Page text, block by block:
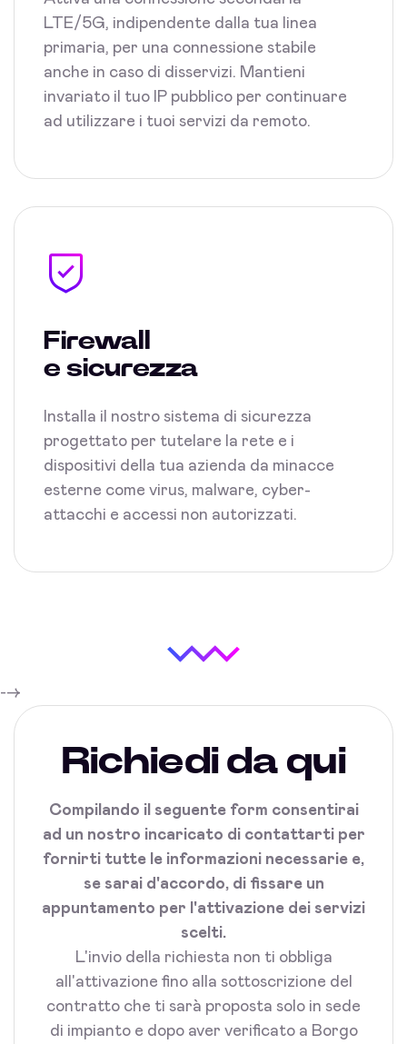
LTE/5G, indipendente dalla tua linea
primaria, per una connessione stabile
anche in caso di disservizi. Mantieni
invariato il tuo IP pubblico per continuare
ad utilizzare i tuoi servizi da remoto.
Firewall
e sicurezza
Installa il nostro sistema di sicurezza
progettato per tutelare la rete e i
dispositivi della tua azienda da minacce
esterne come virus, malware, cyber-
attacchi e accessi non autorizzati.
-->
Richiedi da qui
Compilando il seguente form consentirai
ad un nostro incaricato di contattarti per
fornirti tutte le informazioni necessarie e,
se sarai d'accordo, di fissare un
appuntamento per l'attivazione dei servizi
scelti.
L'invio della richiesta non ti obbliga
all'attivazione fino alla sottoscrizione del
contratto che ti sarà proposta solo in sede
di impianto e dopo aver verificato a Borgo